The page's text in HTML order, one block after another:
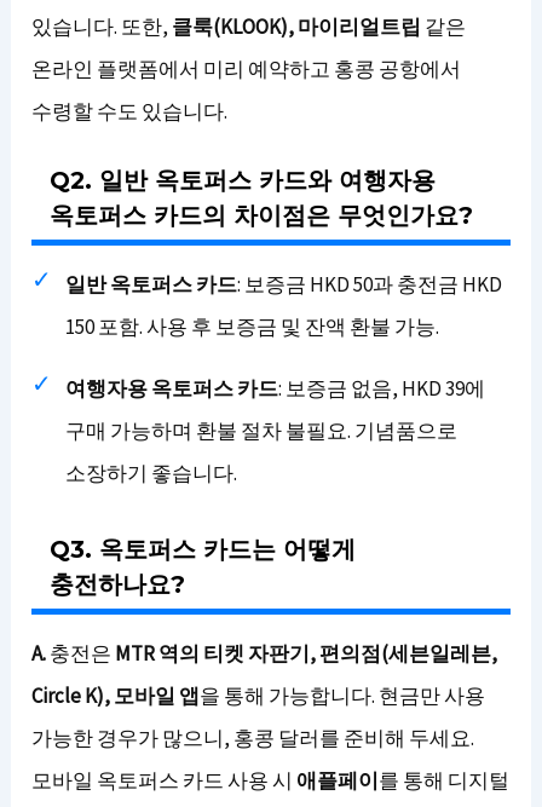
있습니다. 또한, 클룩(KLOOK), 마이리얼트립 같은
온라인 플랫폼에서 미리 예약하고 홍콩 공항에서
수령할 수도 있습니다.
Q2. 일반 옥토퍼스 카드와 여행자용
옥토퍼스 카드의 차이점은 무엇인가요?
일반 옥토퍼스 카드: 보증금 HKD 50과 충전금 HKD
150 포함. 사용 후 보증금 및 잔액 환불 가능.
여행자용 옥토퍼스 카드: 보증금 없음, HKD 39에
구매 가능하며 환불 절차 불필요. 기념품으로
소장하기 좋습니다.
Q3. 옥토퍼스 카드는 어떻게
충전하나요?
A.충전은 MTR 역의 티켓 자판기, 편의점(세븐일레븐,
Circle K), 모바일 앱을 통해 가능합니다. 현금만 사용
가능한 경우가 많으니, 홍콩 달러를 준비해 두세요.
모바일 옥토퍼스 카드 사용 시 애플페이를 통해 디지털